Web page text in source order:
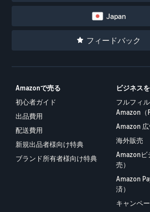
Japan
フィードバック
Amazonで売る
初心者ガイド
出品費用
配送費用
新規出品者様向け特典
ブランド所有者様向け特典
ビジネス
フルフィ
Amazon（
Amazon
海外販売
Amazonビ
売）
Amazon
済）
キャンペ